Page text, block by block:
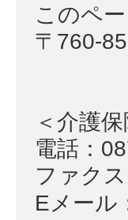
このペ
〒760-
＜介護
電話：
ファク
Eメール